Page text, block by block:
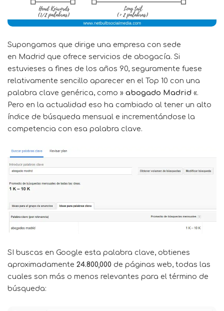
Supongamos que dirige una empresa con sede
en Madrid que ofrece servicios de abogacía. Si
estuvieses a fines de los años 90, seguramente fuese
relativamente sencillo aparecer en el Top 10 con una
palabra clave genérica, como » abogado Madrid «.
Pero en la actualidad eso ha cambiado al tener un alto
índice de búsqueda mensual e incrementándose la
competencia con esa palabra clave.
SI buscas en Google esta palabra clave, obtienes
aproximadamente 24.800,000 de páginas web, todas las
cuales son más o menos relevantes para el término de
búsqueda: